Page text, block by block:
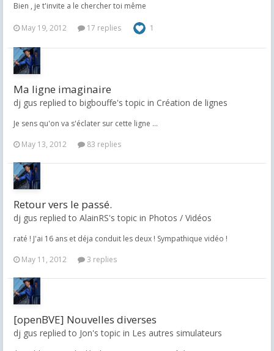
Bien , je t'invite a le chercher toi même
May 19, 2012 17 replies 1
Ma ligne imaginaire
dj gus replied to bigbouffe's topic in Création de lignes
Je sens qu'on va s'éclater sur cette ligne ...
May 13, 2012
83 replies
Retour vers le passé.
dj gus replied to AlainRS's topic in Photos / Vidéos
raté ! J'ai 16 ans et déja conduit les deux ! Sympathique vidéo !
May 11, 2012
3 replies
[openBVE] Nouvelles diverses
dj gus replied to Jon's topic in Les autres simulateurs